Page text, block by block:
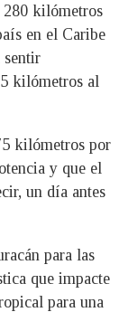
280 kilómetros
en el Caribe
sentir
kilómetros al
kilómetros por
y que el
un día antes
para las
que impacte
para una